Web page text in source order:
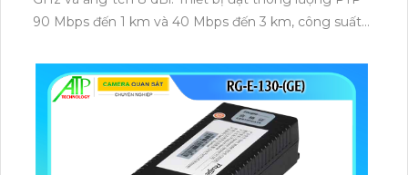
90 Mbps đến 1 km và 40 Mbps đến 3 km, công suất
tải dữ liệu và video giám sát ổn định ở khoảng cách
xa.